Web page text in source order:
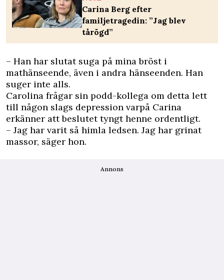
Carina Berg efter
familjetragedin: ”Jag blev
tårögd”
– Han har slutat suga på mina bröst i
mathänseende, även i andra hänseenden. Han
suger inte alls.
Carolina frågar sin podd-kollega om detta lett
till någon slags depression varpå Carina
erkänner att beslutet tyngt henne ordentligt.
– Jag har varit så himla ledsen. Jag har grinat
massor, säger hon.
Annons